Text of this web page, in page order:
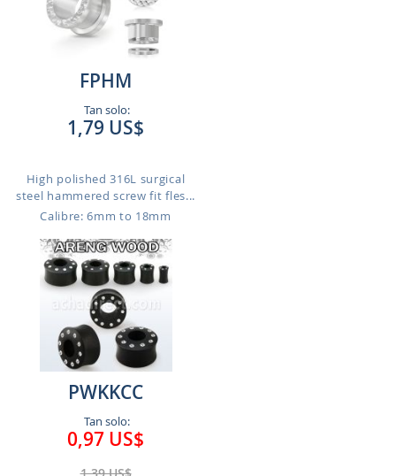
FPHM
Tan solo:
1,79 US$
High polished 316L surgical
steel hammered screw fit fles...
Calibre: 6mm to 18mm
PWKKCC
Tan solo:
0,97 US$